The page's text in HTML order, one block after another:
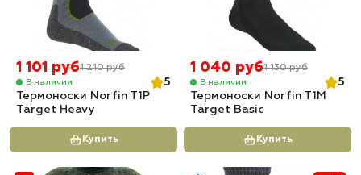
1 101 руб1 210 руб
В наличии
5
Термоноски Norfin T1P
Target Heavy
Купить
1 040 руб1 130 руб
В наличии
5
Термоноски Norfin T1M
Target Basic
Купить